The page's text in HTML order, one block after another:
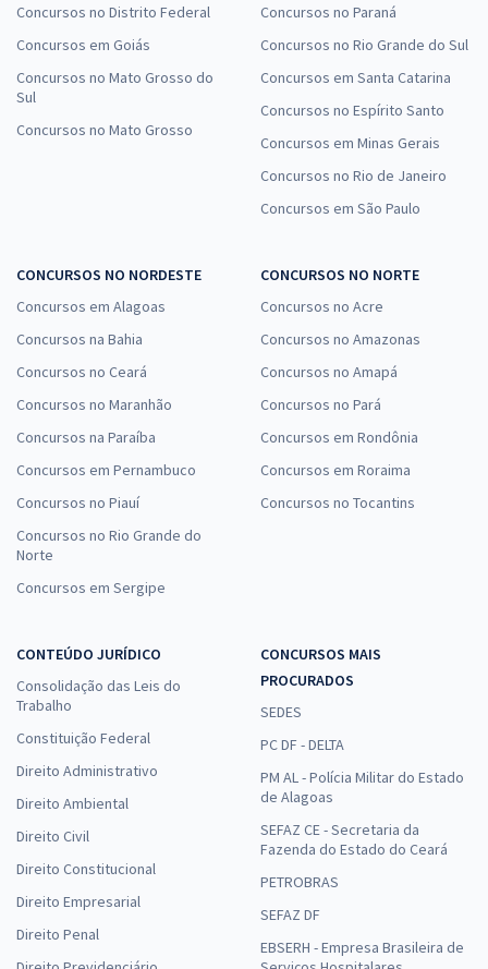
Concursos no Distrito Federal
Concursos em Goiás
Concursos no Mato Grosso do
Sul
Concursos no Mato Grosso
Concursos no Paraná
Concursos no Rio Grande do Sul
Concursos em Santa Catarina
Concursos no Espírito Santo
Concursos em Minas Gerais
Concursos no Rio de Janeiro
Concursos em São Paulo
CONCURSOS NO NORDESTE
Concursos em Alagoas
Concursos na Bahia
Concursos no Ceará
Concursos no Maranhão
Concursos na Paraíba
Concursos em Pernambuco
Concursos no Piauí
Concursos no Rio Grande do
Norte
Concursos em Sergipe
CONCURSOS NO NORTE
Concursos no Acre
Concursos no Amazonas
Concursos no Amapá
Concursos no Pará
Concursos em Rondônia
Concursos em Roraima
Concursos no Tocantins
CONTEÚDO JURÍDICO
Consolidação das Leis do
Trabalho
Constituição Federal
Direito Administrativo
Direito Ambiental
Direito Civil
Direito Constitucional
Direito Empresarial
Direito Penal
CONCURSOS MAIS
PROCURADOS
SEDES
PC DF - DELTA
PM AL - Polícia Militar do Estado
de Alagoas
SEFAZ CE - Secretaria da
Fazenda do Estado do Ceará
PETROBRAS
SEFAZ DF
EBSERH - Empresa Brasileira de